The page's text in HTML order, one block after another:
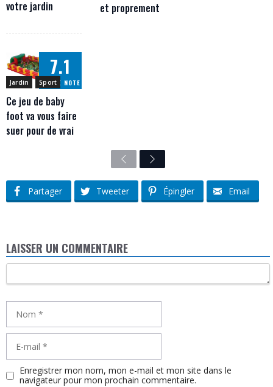
votre jardin
et proprement
7.1
NOTRE NOTE
Jardin Sport
Ce jeu de baby
foot va vous faire
suer pour de vrai
PreviousNext
Partager Tweeter Épingler Email
LAISSER UN COMMENTAIRE
Nom
mail
Enregistrer mon nom, mon e-mail et mon site dans le
navigateur pour mon prochain commentaire.